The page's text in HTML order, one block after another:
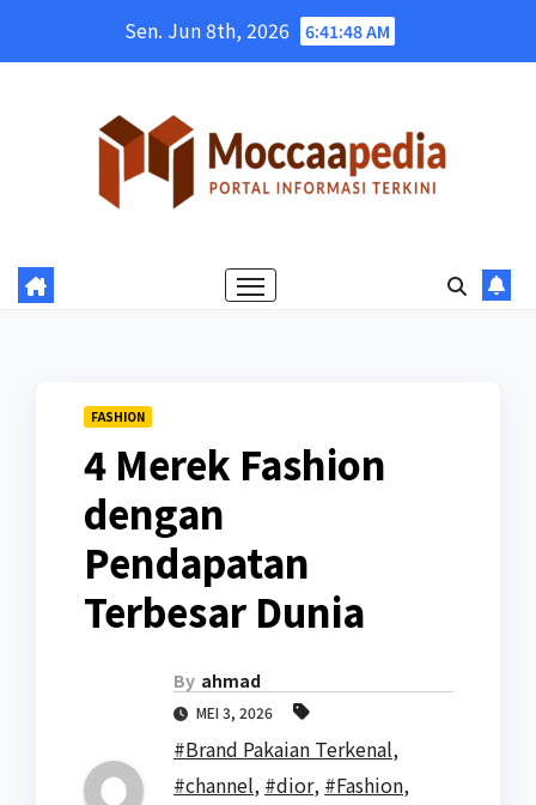
Sen. Jun 8th, 2026 6:41:49 AM
FASHION
4 Merek Fashion
dengan
Pendapatan
Terbesar Dunia
By ahmad
MEI 3, 2026
#Brand Pakaian Terkenal,
#channel, #dior, #Fashion,